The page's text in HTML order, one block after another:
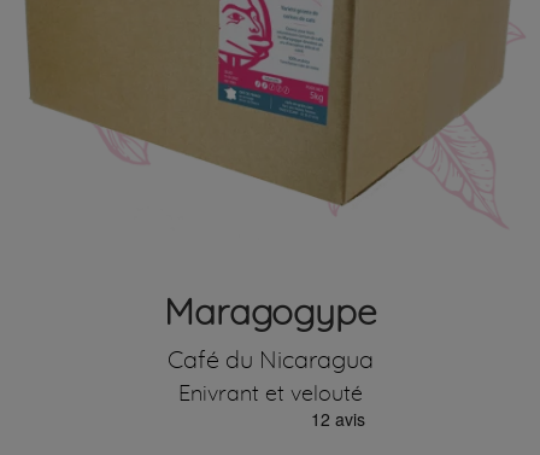
Maragogype
Café du Nicaragua
Enivrant et velouté